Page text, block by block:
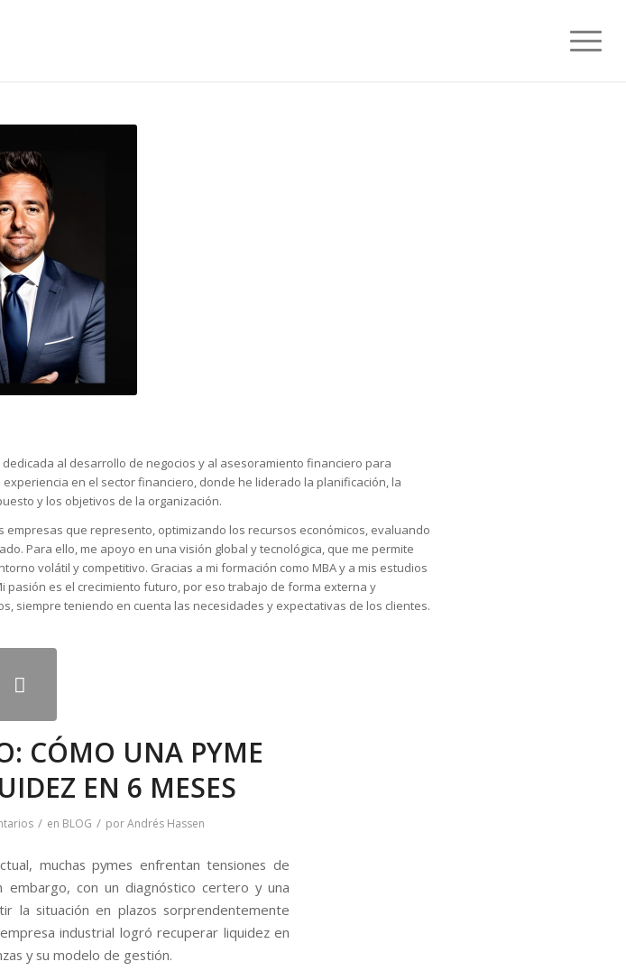
dedicada al desarrollo de negocios y al asesoramiento financiero para
en el sector financiero, donde he liderado la planificación, la
y los objetivos de la organización.
que represento, optimizando los recursos económicos, evaluando
Para ello, me apoyo en una visión global y tecnológica, que me permite
volátil y competitivo. Gracias a mi formación como MBA y a mis estudios
es el crecimiento futuro, por eso trabajo de forma externa y
siempre teniendo en cuenta las necesidades y expectativas de los clientes.
CÓMO UNA PYME
EN 6 MESES
/ en BLOG / porAndrés Hassen
muchas pymes enfrentan tensiones de
embargo, con un diagnóstico certero y una
la situación en plazos sorprendentemente
industrial logró recuperar liquidez en
y su modelo de gestión.